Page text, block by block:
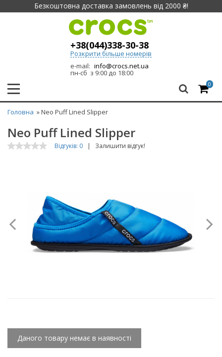
Безкоштовна доставка замовлень від 2000 ₴!
+38(044)338-30-38
Розкрити більше номерів
e-mail: info@crocs.net.ua
пн-сб з 9:00 до 18:00
0
Головна » Neo Puff Lined Slipper
Neo Puff Lined Slipper
Відгуків: 0 | Залишити відгук!
Даного товару немає в наявності